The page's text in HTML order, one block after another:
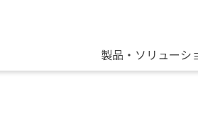
製品・ソリューシ